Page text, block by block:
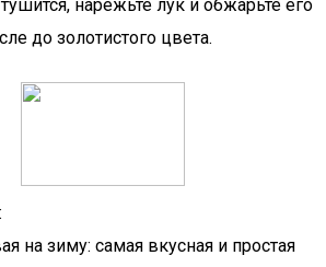
нарежьте лук и обжарьте его
до золотистого цвета.
на зиму: самая вкусная и простая